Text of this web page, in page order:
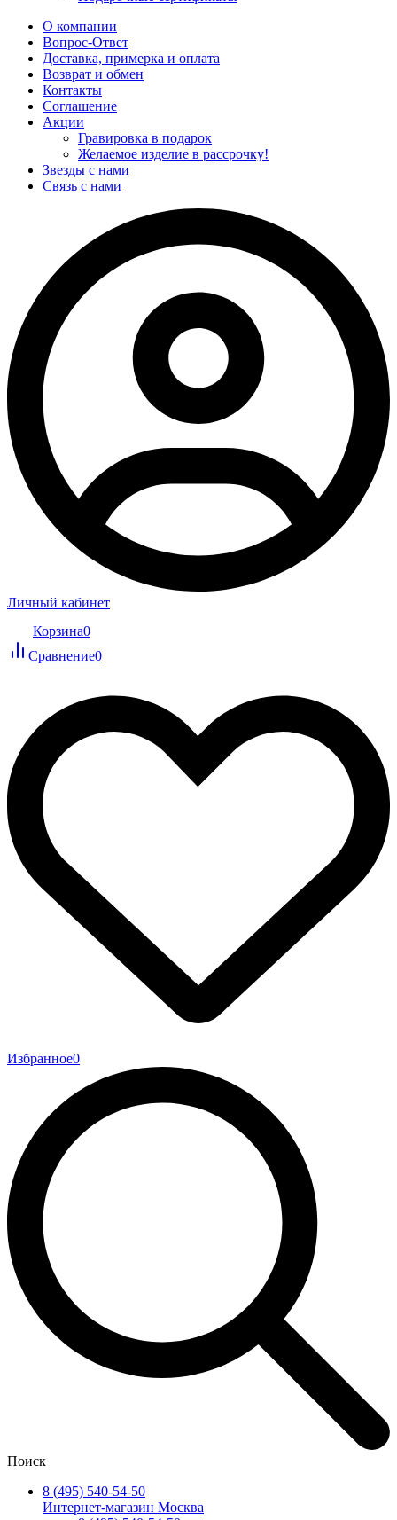
О компании
Вопрос-Ответ
Доставка, примерка и оплата
Возврат и обмен
Контакты
Соглашение
Акции
Гравировка в подарок
Желаемое изделие в рассрочку!
Звезды с нами
Связь с нами
Личный кабинет
Корзина0
Сравнение0
Избранное0
Поиск
8 (495) 540-54-50
Интернет-магазин Москва